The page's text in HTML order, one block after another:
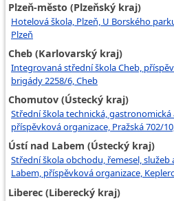
Plzeň-město (Plzeňský kraj)
Hotelová škola, Plzeň, U Borského
Plzeň
Cheb (Karlovarský kraj)
Integrovaná střední škola Cheb,
brigády 2258/6, Cheb
Chomutov (Ústecký kraj)
Střední škola technická,
příspěvková organizace, Pražská 702/
Ústí nad Labem (Ústecký kraj)
Střední škola obchodu, řemesel, služeb
Labem, příspěvková organizace,
Liberec (Liberecký kraj)